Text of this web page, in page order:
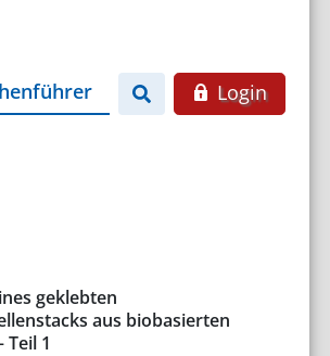
Login
geklebten
aus biobasierten
Teil 1